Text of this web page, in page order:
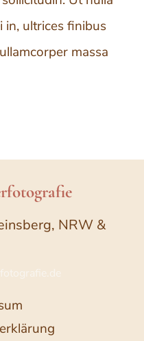
in, ultrices finibus
massa
NRW &